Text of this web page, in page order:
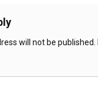
will not be published.